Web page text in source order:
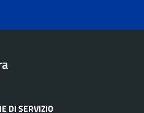
DI SERVIZIO